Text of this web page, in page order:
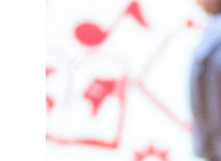
Предыдущий